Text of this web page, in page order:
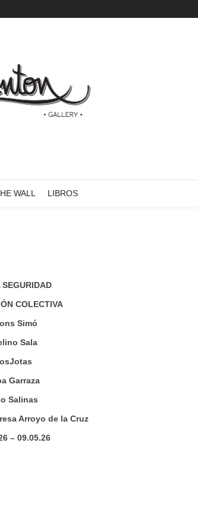
WALL LIBROS
SEGURIDAD
COLECTIVA
Simó
Sala
Garraza
Salinas
Arroyo de la Cruz
– 09.05.26